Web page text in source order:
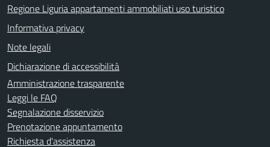
Regione Liguria appartamenti ammobiliati uso turistico
Informativa privacy
Note legali
Dichiarazione di accessibilità
Amministrazione trasparente
Leggi le FAQ
Segnalazione disservizio
Prenotazione appuntamento
Richiesta d'assistenza